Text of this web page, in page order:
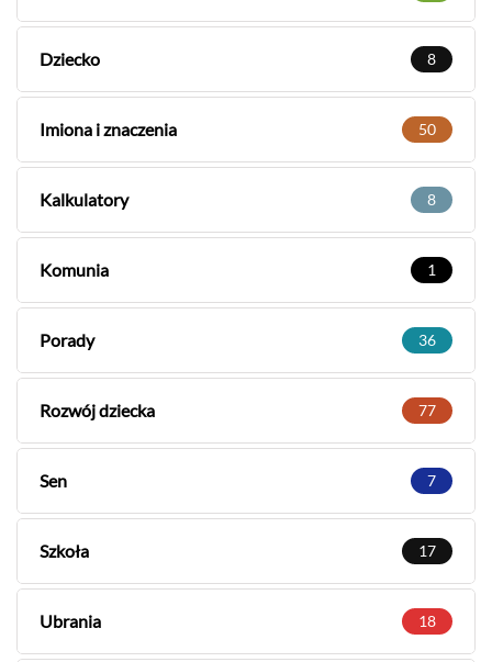
Dziecko 8
Imiona i znaczenia 50
Kalkulatory 8
Komunia 1
Porady 36
Rozwój dziecka 77
Sen 7
Szkoła 17
Ubrania 18